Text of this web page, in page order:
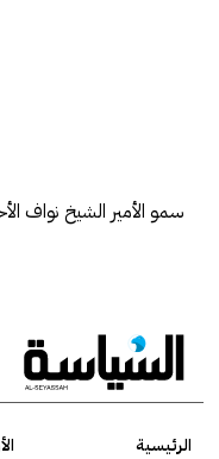
سمو الأمير الشيخ نواف
الرئيسية